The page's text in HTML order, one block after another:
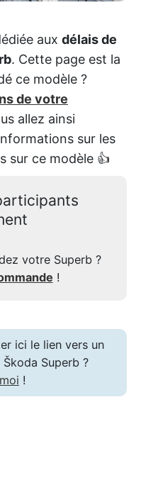
aux délais de
. Cette page est la
ce modèle ?
de votre
allez ainsi
sur les
sur ce modèle 👍
votre Superb ?
!
ici le lien vers un
Superb ?
!